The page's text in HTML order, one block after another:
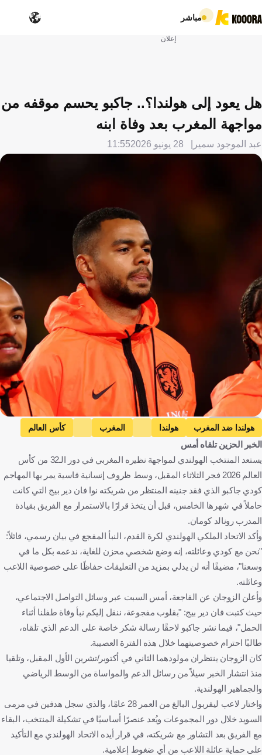
مباشر
إعلان
هل يعود إلى هولندا؟.. جاكبو يحسم موقفه من
مواجهة المغرب بعد وفاة ابنه
عبد الموجود سمير 28 يونيو 2026 11:55
Getty Images
هولندا ضد المغرب هولندا المغرب
كأس العالم
كودي جاكبو
هولندا
الخبر الحزين تلقاه أمس
يستعد المنتخب الهولندي لمواجهة نظيره المغربي في دور الـ32 من كأس
العالم 2026 فجر الثلاثاء المقبل، وسط ظروف إنسانية قاسية يمر بها المهاجم
كودي جاكبو الذي فقد جنينه المنتظر من شريكته نوا فان دير بيج التي كانت
حاملاً في شهرها الخامس، قبل أن يتخذ قرارًا بالاستمرار مع الفريق بقيادة
المدرب رونالد كومان.
وأكد الاتحاد الملكي الهولندي لكرة القدم، النبأ المفجع في بيان رسمي، قائلاً:
"نحن مع كودي وعائلته، إنه وضع شخصي محزن للغاية، ندعمه بكل ما في
وسعنا"، مضيفًا أنه لن يدلي بمزيد من التعليقات حفاظًا على خصوصية اللاعب
وعائلته.
وأعلن الزوجان عن الفاجعة، أمس السبت عبر وسائل التواصل الاجتماعي،
حيث كتبت فان دير بيج: "بقلوب مفجوعة، ننقل إليكم نبأ وفاة طفلنا أثناء
الحمل"، فيما نشر جاكبو لاحقًا رسالة شكر خاصة على الدعم الذي تلقاه،
طالبًا احترام خصوصيتهما خلال هذه الفترة العصيبة.
كان الزوجان ينتظران مولودهما الثاني في أكتوبر/تشرين الأول المقبل، وتلقيا
منذ انتشار الخبر سيلاً من رسائل الدعم والمواساة من الوسط الرياضي
والجماهير الهولندية.
واختار لاعب ليفربول البالغ من العمر 28 عامًا، والذي سجل هدفين في مرمى
السويد خلال دور المجموعات ويُعد عنصرًا أساسيًا في تشكيلة المنتخب، البقاء
مع الفريق بعد التشاور مع شريكته، في قرار أيده الاتحاد الهولندي مع التأكيد
على حماية عائلة اللاعب من أي ضغوط إعلامية.